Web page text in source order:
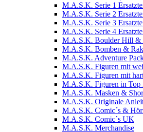
M.A.S.K. Serie 1
M.A.S.K. Serie 2
M.A.S.K. Serie 3
M.A.S.K. Serie 4
M.A.S.K. Boulder Hill &
M.A.S.K. Bomben &
M.A.S.K. Adventure
M.A.S.K. Figuren mit
M.A.S.K. Figuren mit
M.A.S.K. Figuren in Top
M.A.S.K. Masken &
M.A.S.K. Originale
M.A.S.K. Comic´s &
M.A.S.K. Comic´s UK
M.A.S.K. Merchandise